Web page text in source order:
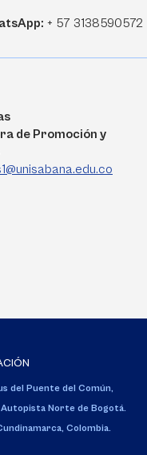
+ 57 3138590572
de Promoción y
del Puente del Común,
Autopista Norte de Bogotá.
Colombia.